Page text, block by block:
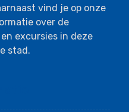
vind je op onze
over de
excursies in deze
stad.